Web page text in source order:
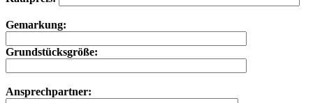
Gemarkung:
Grundstücksgröße:
Ansprechpartner: